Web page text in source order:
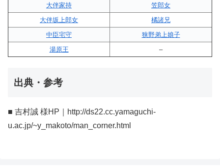
大伴家持
笠郎女
大伴坂上郎女
橘諸兄
中臣宅守
狭野弟上娘子
湯原王
–
出典・参考
■ 吉村誠 様HP｜http://ds22.cc.yamaguchi-
u.ac.jp/~y_makoto/man_corner.html